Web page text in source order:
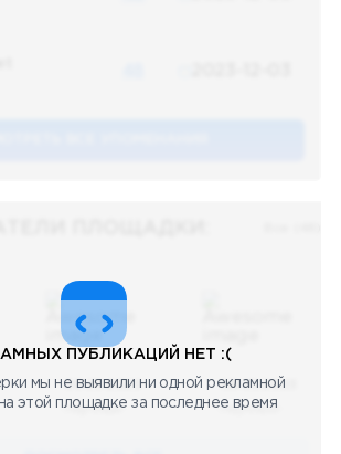
08.05.2023
Научный
08.05.2023
Научный
ПУБЛИКАЦИЙ НЕТ :(
мы не выявили ни одной рекламной
этой площадке за последнее время